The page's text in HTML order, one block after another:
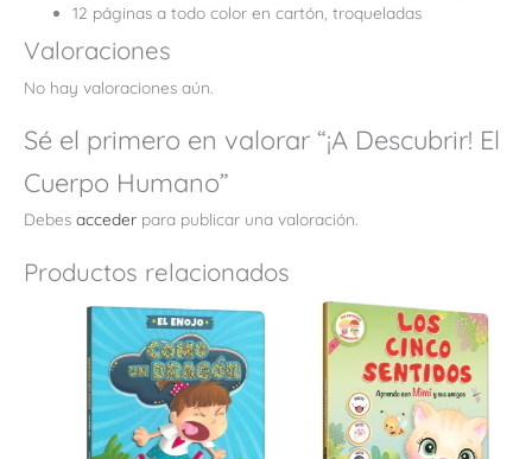
12 páginas a todo color en cartón, troqueladas
Valoraciones
No hay valoraciones aún.
Sé el primero en valorar “¡A Descubrir! El
Cuerpo Humano”
Debes acceder para publicar una valoración.
Productos relacionados